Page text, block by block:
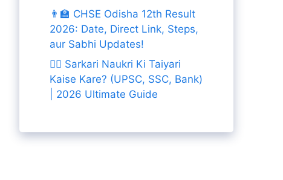
👨‍🏫 CHSE Odisha 12th Result
2026: Date, Direct Link, Steps,
aur Sabhi Updates!
👨‍✈️ Sarkari Naukri Ki Taiyari
Kaise Kare? (UPSC, SSC, Bank)
| 2026 Ultimate Guide